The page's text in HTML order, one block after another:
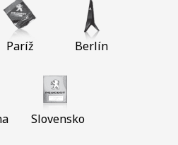
Paríž Berlín
Slovensko